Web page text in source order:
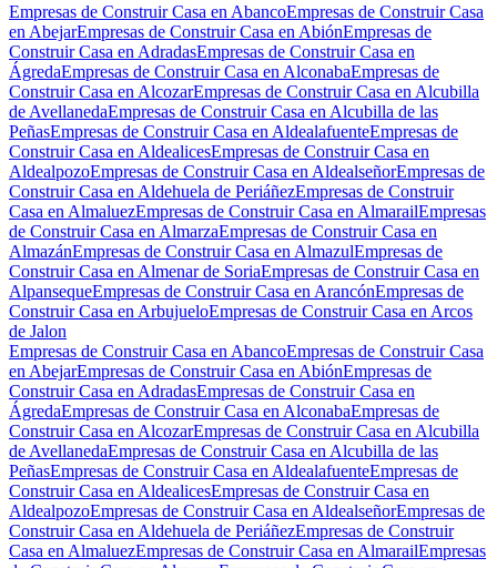
Empresas de Construir Casa en AbancoEmpresas de Construir Casa
en AbejarEmpresas de Construir Casa en AbiónEmpresas de
Construir Casa en AdradasEmpresas de Construir Casa en
ÁgredaEmpresas de Construir Casa en AlconabaEmpresas de
Construir Casa en AlcozarEmpresas de Construir Casa en Alcubilla
de AvellanedaEmpresas de Construir Casa en Alcubilla de las
PeñasEmpresas de Construir Casa en AldealafuenteEmpresas de
Construir Casa en AldealicesEmpresas de Construir Casa en
AldealpozoEmpresas de Construir Casa en AldealseñorEmpresas de
Construir Casa en Aldehuela de PeriáñezEmpresas de Construir
Casa en AlmaluezEmpresas de Construir Casa en AlmarailEmpresas
de Construir Casa en AlmarzaEmpresas de Construir Casa en
AlmazánEmpresas de Construir Casa en AlmazulEmpresas de
Construir Casa en Almenar de SoriaEmpresas de Construir Casa en
AlpansequeEmpresas de Construir Casa en ArancónEmpresas de
Construir Casa en ArbujueloEmpresas de Construir Casa en Arcos
de Jalon
Empresas de Construir Casa en AbancoEmpresas de Construir Casa
en AbejarEmpresas de Construir Casa en AbiónEmpresas de
Construir Casa en AdradasEmpresas de Construir Casa en
ÁgredaEmpresas de Construir Casa en AlconabaEmpresas de
Construir Casa en AlcozarEmpresas de Construir Casa en Alcubilla
de AvellanedaEmpresas de Construir Casa en Alcubilla de las
PeñasEmpresas de Construir Casa en AldealafuenteEmpresas de
Construir Casa en AldealicesEmpresas de Construir Casa en
AldealpozoEmpresas de Construir Casa en AldealseñorEmpresas de
Construir Casa en Aldehuela de PeriáñezEmpresas de Construir
Casa en AlmaluezEmpresas de Construir Casa en AlmarailEmpresas